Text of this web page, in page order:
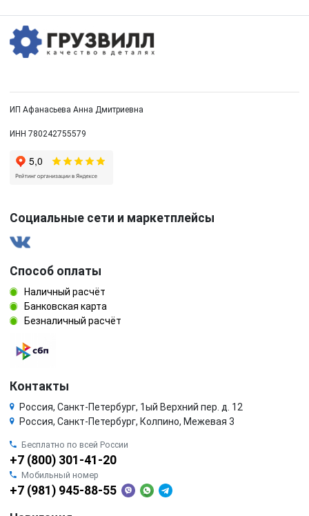
ИП Афанасьева Анна Дмитриевна
ИНН 780242755579
Социальные сети и маркетплейсы
Способ оплаты
Наличный расчёт
Банковская карта
Безналичный расчёт
Контакты
Россия, Санкт-Петербург, 1ый Верхний пер. д. 12
Россия, Санкт-Петербург, Колпино, Межевая 3
Бесплатно по всей России
+7 (800) 301-41-20
Мобильный номер
+7 (981) 945-88-55